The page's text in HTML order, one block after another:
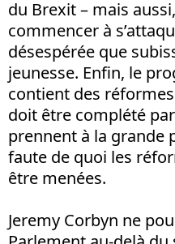
du Brexit – mais
commencer à
désespérée que
jeunesse. Enfin, le
contient des
doit être complété
prennent à la grande
faute de quoi les
être menées.
Jeremy Corbyn ne